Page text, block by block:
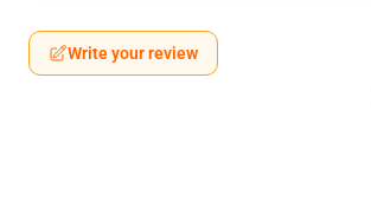
Write your review